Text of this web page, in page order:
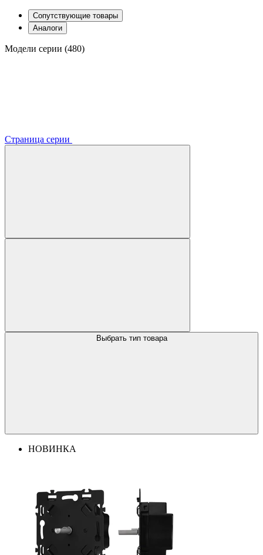
Сопутствующие товары
Аналоги
Модели серии (480)
Страница серии
Выбрать тип товара
НОВИНКА